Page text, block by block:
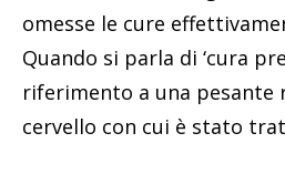
omesse le cure
Quando si parla di ‘cura
riferimento a una pesante
cervello con cui è stato